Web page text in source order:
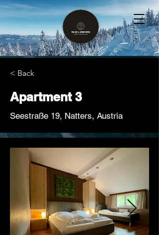
< Back
Apartment 3
Seestraße 19, Natters, Austria